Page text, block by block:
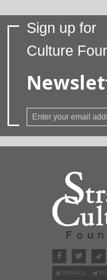
Sign up for
Culture
ESPAÑOL